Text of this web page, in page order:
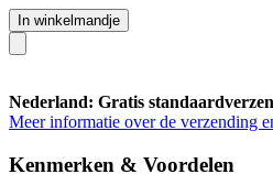
In winkelmandje
Nederland: Gratis
Meer informatie over de verzending
Kenmerken & Voordelen